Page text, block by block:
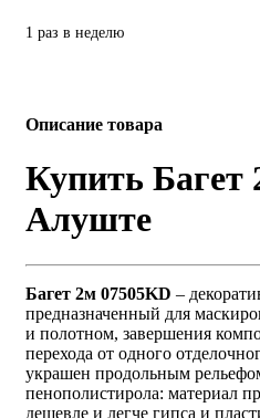
1 раз в неделю
Описание товара
Купить Багет
Алуште
Багет 2м 07505KD –
предназначенный для
и полотном, завершения
перехода от одного
украшен продольным
пенополистирола: материал
дешевле и легче гипса и